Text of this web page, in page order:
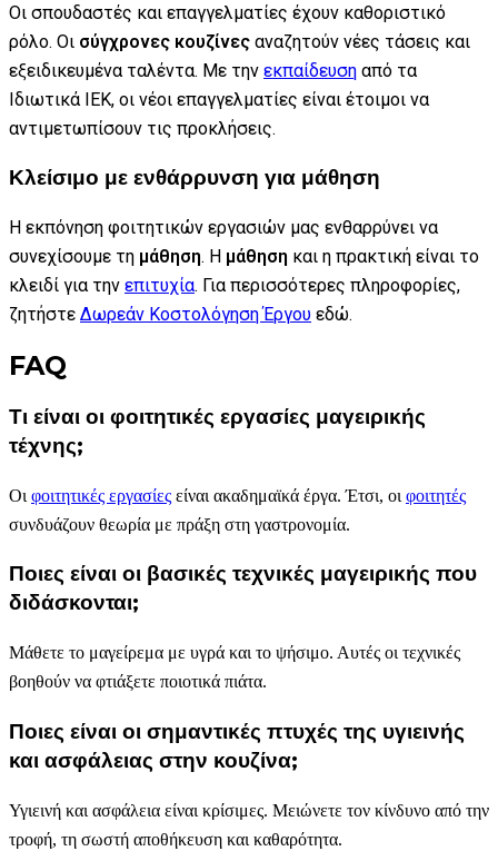
Οι σπουδαστές και επαγγελματίες έχουν καθοριστικό
ρόλο. Οι σύγχρονες κουζίνες αναζητούν νέες τάσεις και
εξειδικευμένα ταλέντα. Με την εκπαίδευση από τα
Ιδιωτικά ΙΕΚ, οι νέοι επαγγελματίες είναι έτοιμοι να
αντιμετωπίσουν τις προκλήσεις.
Κλείσιμο με ενθάρρυνση για μάθηση
Η εκπόνηση φοιτητικών εργασιών μας ενθαρρύνει να
συνεχίσουμε τη μάθηση. Η μάθηση και η πρακτική είναι το
κλειδί για την επιτυχία. Για περισσότερες πληροφορίες,
ζητήστε Δωρεάν Κοστολόγηση Έργου εδώ.
FAQ
Τι είναι οι φοιτητικές εργασίες μαγειρικής
τέχνης;
Οι φοιτητικές εργασίες είναι ακαδημαϊκά έργα. Έτσι, οι φοιτητές
συνδυάζουν θεωρία με πράξη στη γαστρονομία.
Ποιες είναι οι βασικές τεχνικές μαγειρικής που
διδάσκονται;
Μάθετε το μαγείρεμα με υγρά και το ψήσιμο. Αυτές οι τεχνικές
βοηθούν να φτιάξετε ποιοτικά πιάτα.
Ποιες είναι οι σημαντικές πτυχές της υγιεινής
και ασφάλειας στην κουζίνα;
Υγιεινή και ασφάλεια είναι κρίσιμες. Μειώνετε τον κίνδυνο από την
τροφή, τη σωστή αποθήκευση και καθαρότητα.